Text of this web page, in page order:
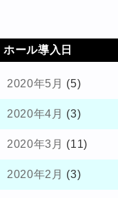
ホール導入日
2020年5月 (5)
2020年4月 (3)
2020年3月 (11)
2020年2月 (3)